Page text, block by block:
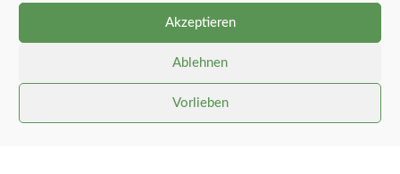
Akzeptieren
Ablehnen
Vorlieben